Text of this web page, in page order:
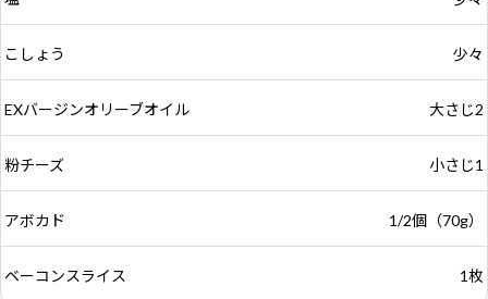
こしょう 少々
EXバージンオリーブオイル 大さじ2
粉チーズ 小さじ1
アボカド 1/2個（70g）
ベーコンスライス 1枚